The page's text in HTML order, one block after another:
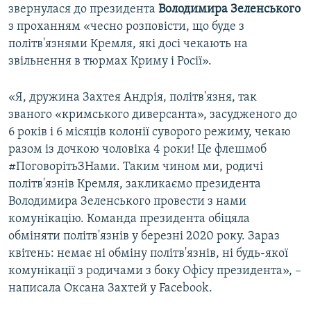
звернулася до президента Володимира Зеленського
з проханням «чесно розповісти, що буде з
політв'язнями Кремля, які досі чекають на
звільнення в тюрмах Криму і Росії».
«Я, дружина Захтея Андрія, політв'язня, так
званого «кримського диверсанта», засудженого до
6 років і 6 місяців колонії суворого режиму, чекаю
разом із дочкою чоловіка 4 роки! Це флешмоб
#ПоговорітьЗНами. Таким чином ми, родичі
політв'язнів Кремля, закликаємо президента
Володимира Зеленського провести з нами
комунікацію. Команда президента обіцяла
обміняти політв'язнів у березні 2020 року. Зараз
квітень: немає ні обміну політв'язнів, ні будь-якої
комунікації з родичами з боку Офісу президента», –
написала Оксана Захтей у Facebook.